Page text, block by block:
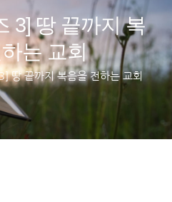
3] 땅 끝까지 복
는 교회
땅 끝까지 복음을 전하는 교회